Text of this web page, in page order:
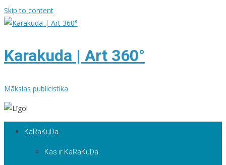
Skip to content
Karakuda | Art 360°
Mākslas publicistika
KaRaKuDa
Kas ir KaRaKuDa